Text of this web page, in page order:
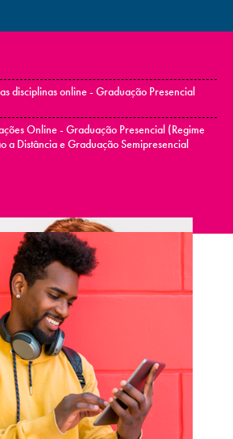
disciplinas online - Graduação Presencial
Online - Graduação Presencial (Regime
a Distância e Graduação Semipresencial